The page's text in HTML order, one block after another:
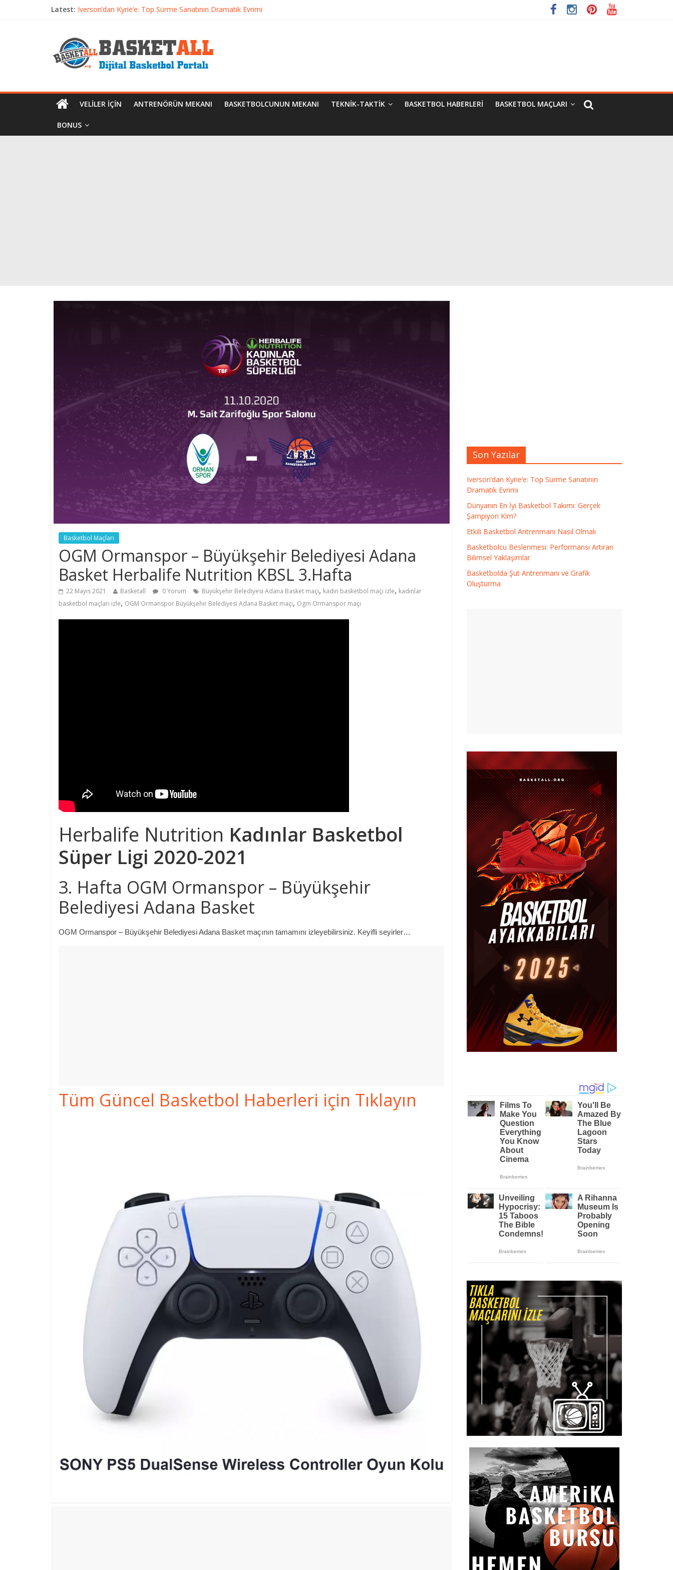
Latest: Iverson’dan Kyrie’e: Top Sürme Sanatının Dramatik Evrimi
Basketbolcu Beslenmesi: Performansı Artıran Bilimsel Yaklaşımlar
Basketbolda Şut Antrenmanı ve Grafik Oluşturma
VELILER İÇIN ANTRENÖRÜN MEKANI BASKETBOLCUNUN MEKANI TEKNIK-TAKTIK BASKETBOL HABERLERI BASKETBOL MAÇLARI
BONUS
Basketbol Maçları
OGM Ormanspor – Büyükşehir Belediyesi Adana
Basket Herbalife Nutrition KBSL 3.Hafta
22 Mayıs 2021 Basketall 0 Yorum Büyükşehir Belediyesi Adana Basket maçı, kadın basketbol maçı izle, kadınlar
basketbol maçları izle, OGM Ormanspor Büyükşehir Belediyesi Adana Basket maçı, Ogm Ormanspor maçı
Herbalife Nutrition Kadınlar Basketbol
Süper Ligi 2020-2021
3. Hafta OGM Ormanspor – Büyükşehir
Belediyesi Adana Basket
OGM Ormanspor – Büyükşehir Belediyesi Adana Basket maçının tamamını izleyebilirsiniz. Keyifli seyirler…
Tüm Güncel Basketbol Haberleri için Tıklayın
Son Yazılar
Iverson’dan Kyrie’e: Top Sürme Sanatının
Dramatik Evrimi
Dünyanın En İyi Basketbol Takımı: Gerçek
Şampiyon Kim?
Etkili Basketbol Antrenmanı Nasıl Olmalı
Basketbolcu Beslenmesi: Performansı Artıran
Bilimsel Yaklaşımlar
Basketbolda Şut Antrenmanı ve Grafik
Oluşturma